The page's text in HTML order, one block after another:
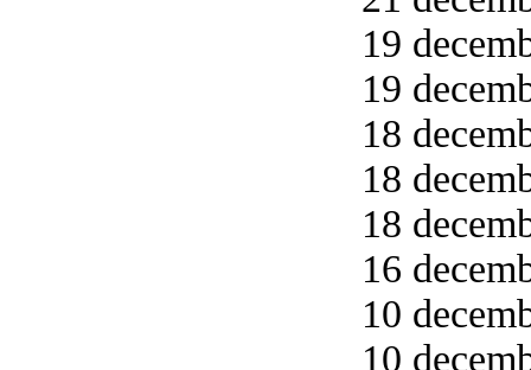
19
19
18
18
18
16
10
10